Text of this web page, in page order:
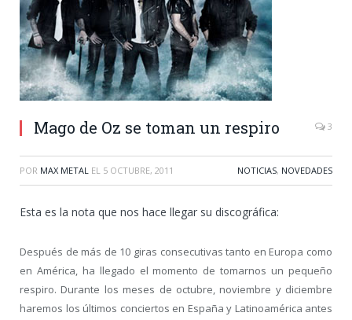
Mago de Oz se toman un respiro 3
POR MAX METAL EL 5 OCTUBRE, 2011 NOTICIAS, NOVEDADES
Esta es la nota que nos hace llegar su discográfica:
Después de más de 10 giras consecutivas tanto en Europa como
en América, ha llegado el momento de tomarnos un pequeño
respiro. Durante los meses de octubre, noviembre y diciembre
haremos los últimos conciertos en España y Latinoamérica antes